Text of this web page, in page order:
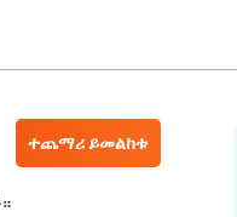
ተጨማሪ ይመልከቱ